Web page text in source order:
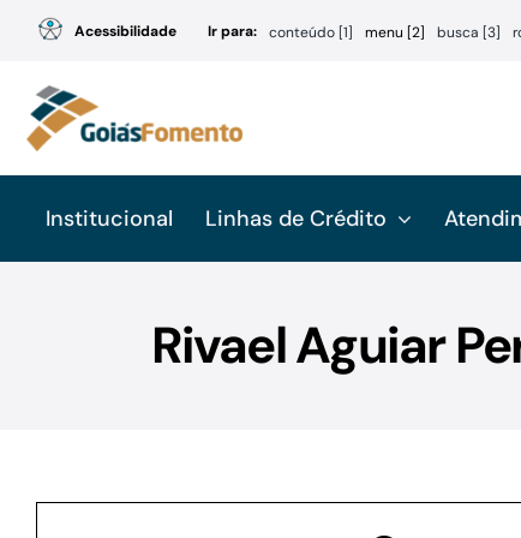
conteúdo
Acessibilidade Ir para: conteúdo [1] menu [2] busca [3]
Institucional Linhas de Crédito
Rivael Aguiar